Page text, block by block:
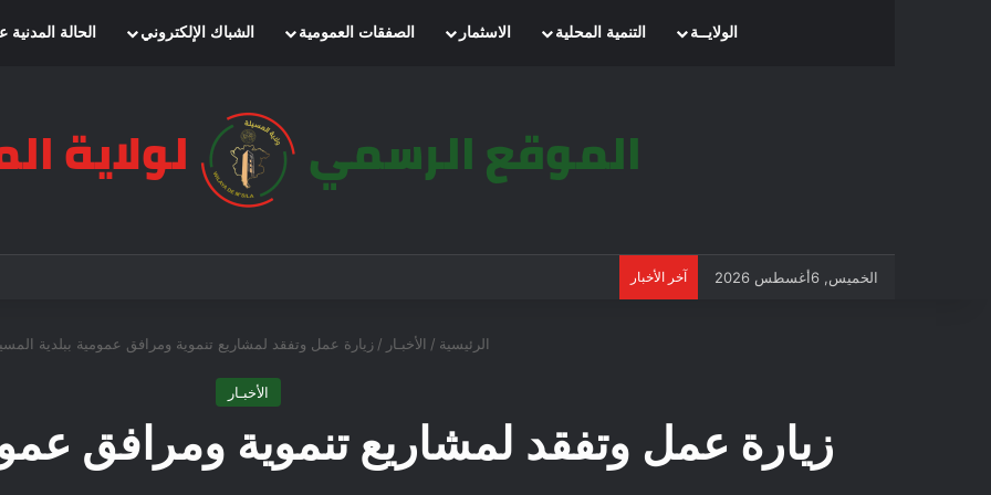
الرئيسيةالولايــة التنمية المحلية الاسثمار الصفقات العمومية الشباك الإلكتروني الحالة
الخميس, 6أغسطس 2026 آخر الأخبار
الرئيسية / الأخبـار / زيارة عمل وتفقد لمشاريع تنموية ومرافق عمومية ببلدية
الأخبـار
زيارة عمل وتفقد لمشاريع تنموية ومرافق